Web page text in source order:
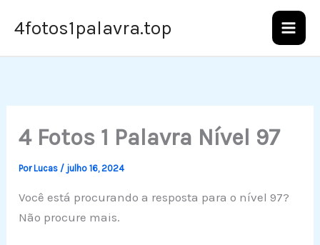
para4fotos1palavra.top
4 Fotos 1 Palavra Nível 97
PorLucas / julho 16, 2024
Você está procurando a resposta para o nível 97?
Não procure mais.